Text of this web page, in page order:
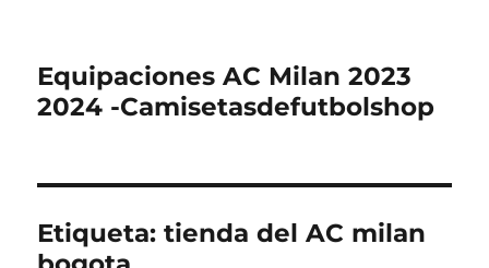
Equipaciones AC Milan 2023
2024 -Camisetasdefutbolshop
Etiqueta:tienda del AC milan